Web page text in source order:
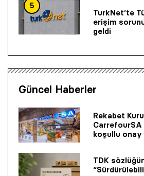
5
TurkNet’te
erişim
geldi
Güncel Haberler
Rekabet
CarrefourSA
koşullu onay
TDK